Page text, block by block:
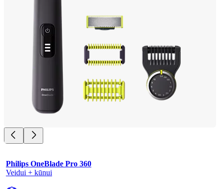
Philips OneBlade Pro 360
Veidui + kūnui